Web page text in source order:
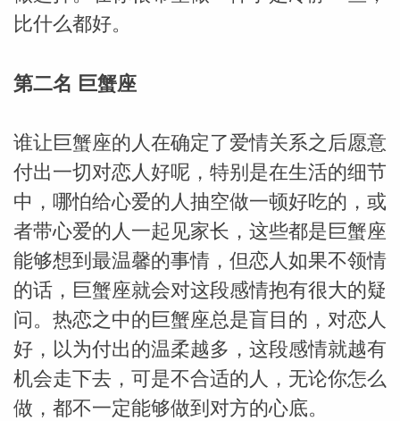
比什么都好。
第二名 巨蟹座
谁让巨蟹座的人在确定了爱情关系之后愿意
付出一切对恋人好呢，特别是在生活的细节
中，哪怕给心爱的人抽空做一顿好吃的，或
者带心爱的人一起见家长，这些都是巨蟹座
能够想到最温馨的事情，但恋人如果不领情
的话，巨蟹座就会对这段感情抱有很大的疑
问。热恋之中的巨蟹座总是盲目的，对恋人
好，以为付出的温柔越多，这段感情就越有
机会走下去，可是不合适的人，无论你怎么
做，都不一定能够做到对方的心底。